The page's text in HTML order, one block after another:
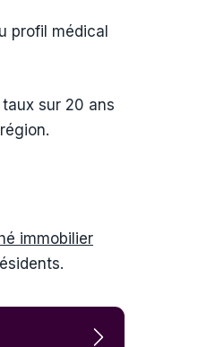
profil médical
sur 20 ans
immobilier